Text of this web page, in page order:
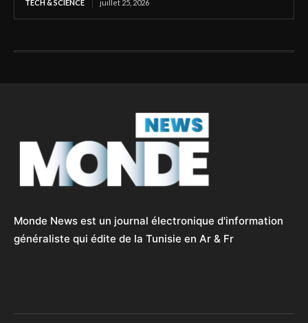
TECH & SCIENCE juillet 25, 2026
Monde News est un journal électronique d'information
généraliste qui édite de la Tunisie en Ar & Fr